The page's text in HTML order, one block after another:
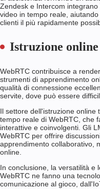
Zendesk e Intercom
video in tempo reale,
clienti il più rapidamente
Istruzione online
WebRTC contribuisce a
strumenti di apprendimento
qualità di connessione
servite, dove può essere
Il settore dell'istruzione online
tempo reale di WebRTC, che
interattive e coinvolgenti. Gli
WebRTC per offrire
apprendimento collaborativo,
online.
In conclusione, la versatilità e
WebRTC ne fanno una
comunicazione al gioco,